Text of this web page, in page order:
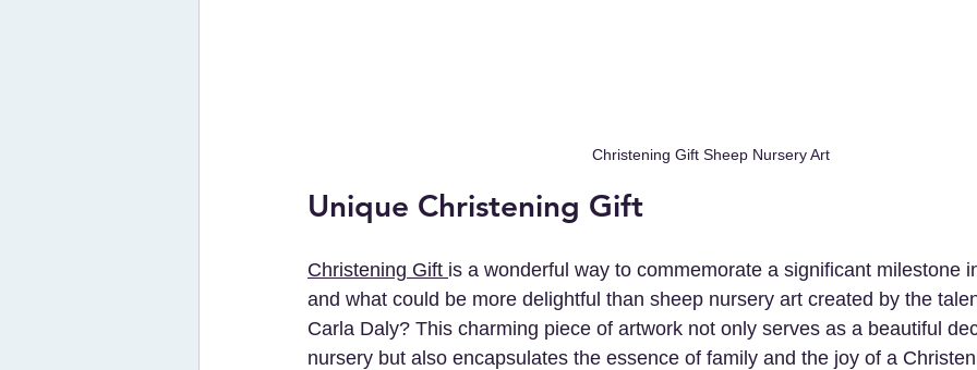
Christening Gift Sheep Nursery Art
Unique Christening Gift
Christening Gift is a wonderful way to commemorate a significant milestone
and what could be more delightful than sheep nursery art created by the
Carla Daly? This charming piece of artwork not only serves as a beautiful
nursery but also encapsulates the essence of family and the joy of a